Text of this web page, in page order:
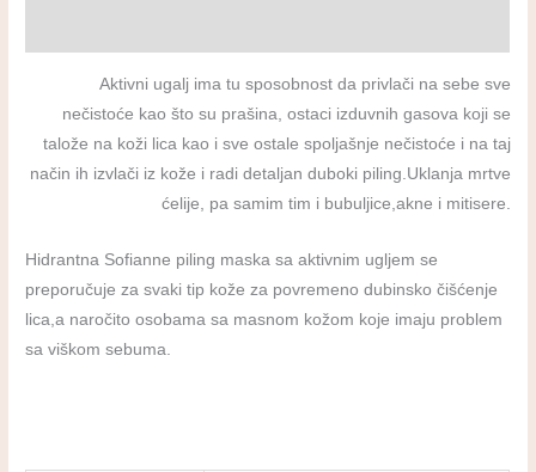
Aktivni ugalj ima tu sposobnost da privlači na sebe sve
nečistoće kao što su prašina, ostaci izduvnih gasova koji se
talože na koži lica kao i sve ostale spoljašnje nečistoće i na taj
način ih izvlači iz kože i radi detaljan duboki piling.Uklanja mrtve
ćelije, pa samim tim i bubuljice,akne i mitisere.
Hidrantna Sofianne piling maska sa aktivnim ugljem se
preporučuje za svaki tip kože za povremeno dubinsko čišćenje
lica,a naročito osobama sa masnom kožom koje imaju problem
sa viškom sebuma.